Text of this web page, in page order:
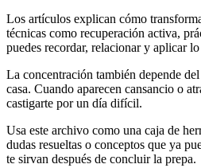
Los artículos explican cómo
técnicas como recuperación activa,
puedes recordar, relacionar y aplicar
La concentración también depende
casa. Cuando aparecen cansancio o
castigarte por un día difícil.
Usa este archivo como una caja de
dudas resueltas o conceptos que ya
te sirvan después de concluir la prepa.